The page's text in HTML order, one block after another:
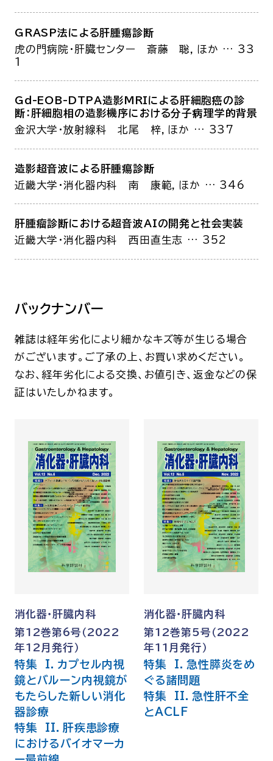
GRASP法による肝腫瘍診断
虎の門病院・肝臓センター
斎藤 聡，ほか … 33
1
Gd-EOB-DTPA造影MRIによる肝細胞癌の診
断：肝細胞相の造影機序における分子病理学的背景
金沢大学・放射線科
北尾 梓，ほか … 337
造影超音波による肝腫瘍診断
近畿大学・消化器内科
南 康範，ほか … 346
肝腫瘤診断における超音波AIの開発と社会実装
近畿大学・消化器内科
西田直生志 … 352
バックナンバー
雑誌は経年劣化により細かなキズ等が生じる場合
がございます。ご了承の上、お買い求めください。
なお、経年劣化による交換、お値引き、返金などの保
証はいたしかねます。
消化器・肝臓内科
第12巻第6号（2022
年12月発行）
特集 I．カプセル内視
鏡とバルーン内視鏡が
もたらした新しい消化
器診療
特集 II．肝疾患診療
におけるバイオマーカ
消化器・肝臓内科
第12巻第5号（2022
年11月発行）
特集 I．急性膵炎をめ
ぐる諸問題
特集 II．急性肝不全
とACLF